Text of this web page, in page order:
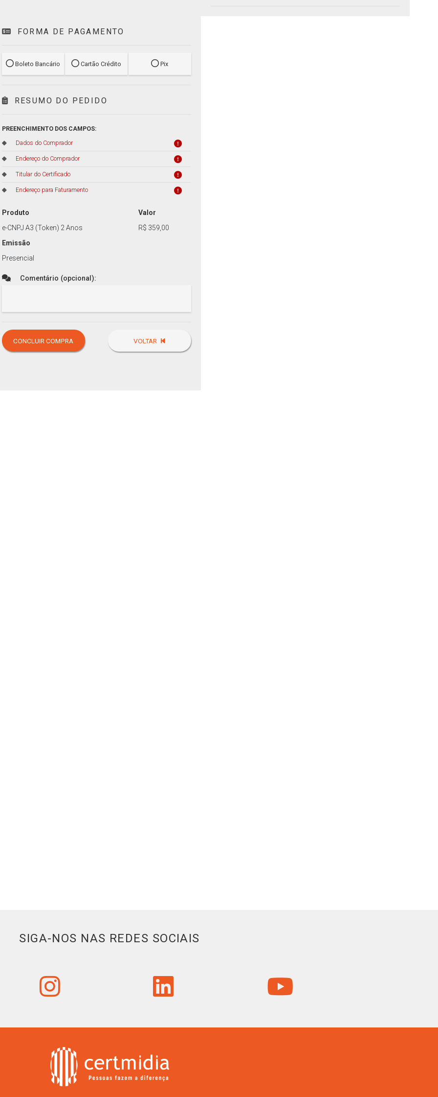
FORMA DE PAGAMENTO
Boleto Bancário Cartão Crédito Pix
RESUMO DO PEDIDO
PREENCHIMENTO DOS CAMPOS:
Dados do Comprador
Endereço do Comprador
Titular do Certificado
Endereço para Faturamento
Produto
Valor
e-CNPJ A3 (Token) 2 Anos
R$ 359,00
Emissão
Presencial
Comentário (opcional):
CONCLUIR COMPRA VOLTAR
SIGA-NOS NAS REDES SOCIAIS